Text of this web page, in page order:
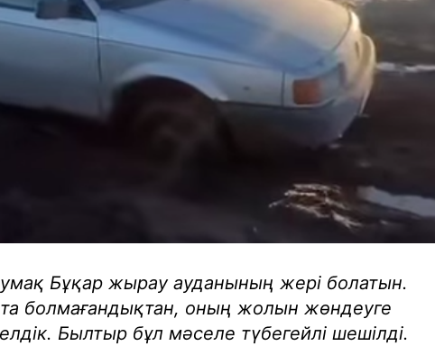
Бұқар жырау ауданының жері болатын.
болмағандықтан, оның жолын жөндеуге
Былтыр бұл мәселе түбегейлі шешілді.